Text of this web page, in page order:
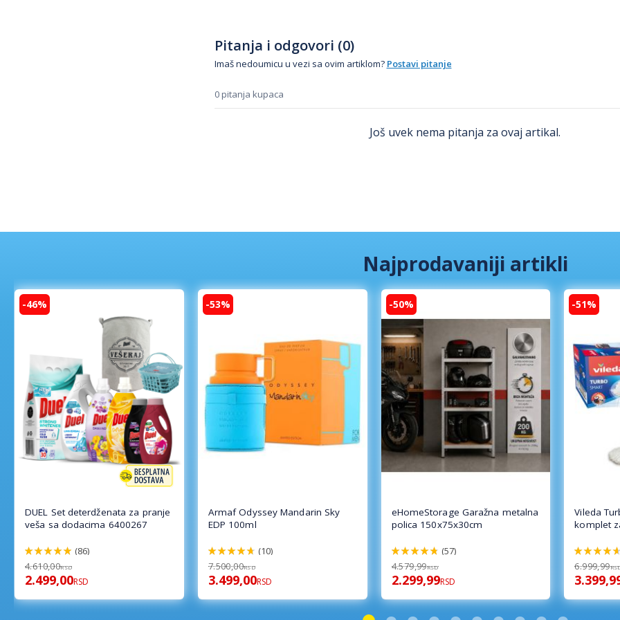
Pitanja i odgovori (0)
Imaš nedoumicu u vezi sa ovim artiklom? Postavi pitanje
0 pitanja kupaca
Još uvek nema pitanja za ovaj artikal.
Najprodavaniji artikli
-46%
DUEL Set deterdženata za pranje
veša sa dodacima 6400267
98%
(86)
4.610,00RSD
2.499,00RSD
-53%
Armaf Odyssey Mandarin Sky
EDP 100ml
94%
(10)
7.500,00RSD
3.499,00RSD
-50%
eHomeStorage Garažna metalna
polica 150x75x30cm
96%
(57)
4.579,99RSD
2.299,99RSD
-51%
Vileda
komplet
92%
6.999,99